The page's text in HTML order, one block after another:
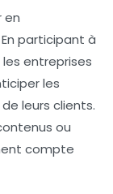
en
participant à
les entreprises
les
leurs clients.
ou
compte